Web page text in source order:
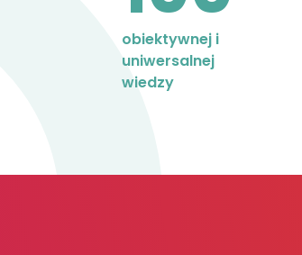
obiektywnej i
uniwersalnej
wiedzy